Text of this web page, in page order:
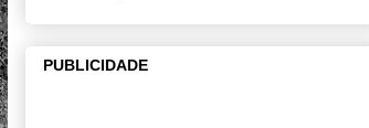
PUBLICIDADE